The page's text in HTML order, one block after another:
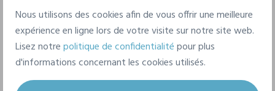
les intempéries tout en restant légère et
confortable, la veste de survêtement de sport
est idéale. Elle convient parfaitement aux
échauffements, aux pauses et à l’après-
entraînement pour rester au chaud.
Nous utilisons des cookies afin de vous offrir une meilleure
expérience en ligne lors de votre visite sur notre site web.
Lisez notrepolitique de confidentialitépour plus
d'informations concernant les cookies utilisés.